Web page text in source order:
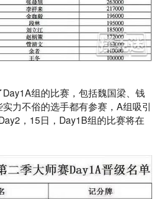
组的比赛，包括魏国梁、钱
力不俗的选手都有参赛，A组吸引
，15日，Day1B组的比赛将在